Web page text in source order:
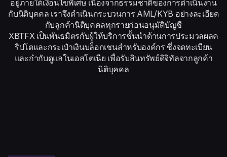
อยู่ภายใต้เงื่อนไขพิเศษ เนื่องจากธรรมชาติของการดำเนินงาน
กับนิติบุคคล เราจึงดำเนินกระบวนการ AML/KYB อย่างละเอียด
กับลูกค้านิติบุคคลทุกรายก่อนอนุมัติบัญชี
XBTFX เป็นพันธมิตรกับผู้ให้บริการชั้นนำด้านการประมวลผลค
ริปโตและกระเป๋าเงินบล็อกเชนสำหรับองค์กร ซึ่งจดทะเบียน
และกำกับดูแลในเอสโตเนีย เพื่อรับสินทรัพย์ดิจิทัลจากลูกค้า
นิติบุคคล